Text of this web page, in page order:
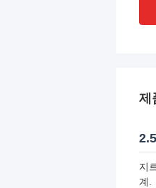
제
지
계.